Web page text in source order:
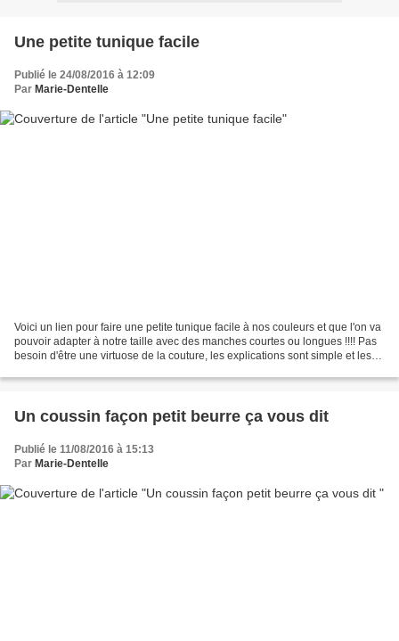
Une petite tunique facile
Publié le 24/08/2016 à 12:09
Par Marie-Dentelle
Voici un lien pour faire une petite tunique facile à nos couleurs et que l'on va
pouvoir adapter à notre taille avec des manches courtes ou longues !!!! Pas
besoin d'être une virtuose de la couture, les explications sont simple et les
Un coussin façon petit beurre ça vous dit
Publié le 11/08/2016 à 15:13
Par Marie-Dentelle